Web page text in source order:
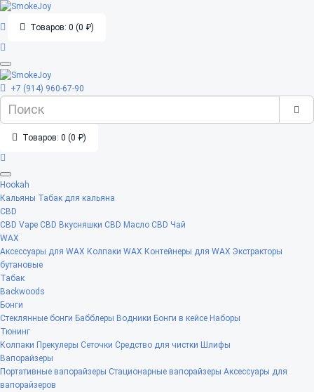
Товаров: 0 (0 ₽)
+7 (914) 960-67-90
Товаров: 0 (0 ₽)
Hookah
Кальяны Табак для кальяна
CBD
CBD Vape CBD Вкусняшки CBD Масло CBD Чай
WAX
Аксессуары для WAX Колпаки WAX Контейнеры для WAX Экстракторы
бутановые
Табак
Backwoods
Бонги
Стеклянные бонги Бабблеры Водники Бонги в кейсе Наборы
Тюнинг
Колпаки Прекулеры Сеточки Средство для чистки Шлифы
Вапорайзеры
Портативные вапорайзеры Стационарные вапорайзеры Аксессуары для
вапорайзеров